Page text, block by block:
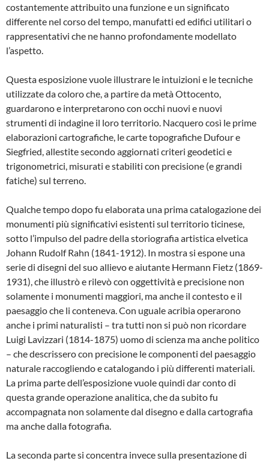
costantemente attribuito una funzione e un significato
differente nel corso del tempo, manufatti ed edifici utilitari o
rappresentativi che ne hanno profondamente modellato
l’aspetto.
Questa esposizione vuole illustrare le intuizioni e le tecniche
utilizzate da coloro che, a partire da metà Ottocento,
guardarono e interpretarono con occhi nuovi e nuovi
strumenti di indagine il loro territorio. Nacquero così le prime
elaborazioni cartografiche, le carte topografiche Dufour e
Siegfried, allestite secondo aggiornati criteri geodetici e
trigonometrici, misurati e stabiliti con precisione (e grandi
fatiche) sul terreno.
Qualche tempo dopo fu elaborata una prima catalogazione dei
monumenti più significativi esistenti sul territorio ticinese,
sotto l’impulso del padre della storiografia artistica elvetica
Johann Rudolf Rahn (1841-1912). In mostra si espone una
serie di disegni del suo allievo e aiutante Hermann Fietz (1869-
1931), che illustrò e rilevò con oggettività e precisione non
solamente i monumenti maggiori, ma anche il contesto e il
paesaggio che li conteneva. Con uguale acribia operarono
anche i primi naturalisti – tra tutti non si può non ricordare
Luigi Lavizzari (1814-1875) uomo di scienza ma anche politico
– che descrissero con precisione le componenti del paesaggio
naturale raccogliendo e catalogando i più differenti materiali.
La prima parte dell’esposizione vuole quindi dar conto di
questa grande operazione analitica, che da subito fu
accompagnata non solamente dal disegno e dalla cartografia
ma anche dalla fotografia.
La seconda parte si concentra invece sulla presentazione di